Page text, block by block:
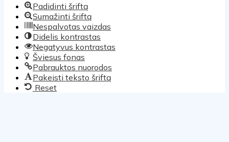
Padidinti šriftą
Sumažinti šriftą
Nespalvotas vaizdas
Didelis kontrastas
Negatyvus kontrastas
Šviesus fonas
Pabrauktos nuorodos
Pakeisti teksto šriftą
Reset